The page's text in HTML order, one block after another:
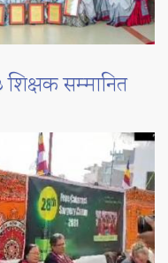
सम्मानित